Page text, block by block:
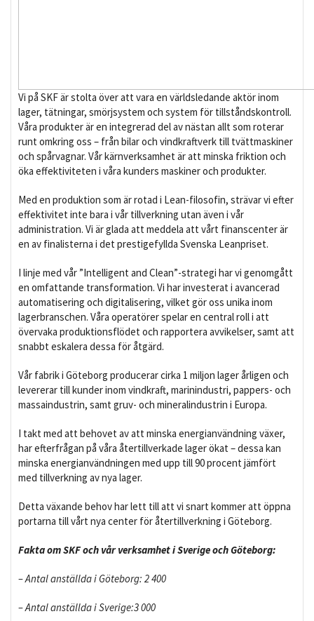
Vi på SKF är stolta över att vara en världsledande aktör inom
lager, tätningar, smörjsystem och system för tillståndskontroll.
Våra produkter är en integrerad del av nästan allt som roterar
runt omkring oss – från bilar och vindkraftverk till tvättmaskiner
och spårvagnar. Vår kärnverksamhet är att minska friktion och
öka effektiviteten i våra kunders maskiner och produkter.
Med en produktion som är rotad i Lean-filosofin, strävar vi efter
effektivitet inte bara i vår tillverkning utan även i vår
administration. Vi är glada att meddela att vårt finanscenter är
en av finalisterna i det prestigefyllda Svenska Leanpriset.
I linje med vår ”Intelligent and Clean”-strategi har vi genomgått
en omfattande transformation. Vi har investerat i avancerad
automatisering och digitalisering, vilket gör oss unika inom
lagerbranschen. Våra operatörer spelar en central roll i att
övervaka produktionsflödet och rapportera avvikelser, samt att
snabbt eskalera dessa för åtgärd.
Vår fabrik i Göteborg producerar cirka 1 miljon lager årligen och
levererar till kunder inom vindkraft, marinindustri, pappers- och
massaindustrin, samt gruv- och mineralindustrin i Europa.
I takt med att behovet av att minska energianvändning växer,
har efterfrågan på våra återtillverkade lager ökat – dessa kan
minska energianvändningen med upp till 90 procent jämfört
med tillverkning av nya lager.
Detta växande behov har lett till att vi snart kommer att öppna
portarna till vårt nya center för återtillverkning i Göteborg.
Fakta om SKF och vår verksamhet i Sverige och Göteborg:
– Antal anställda i Göteborg: 2 400
– Antal anställda i Sverige:3 000